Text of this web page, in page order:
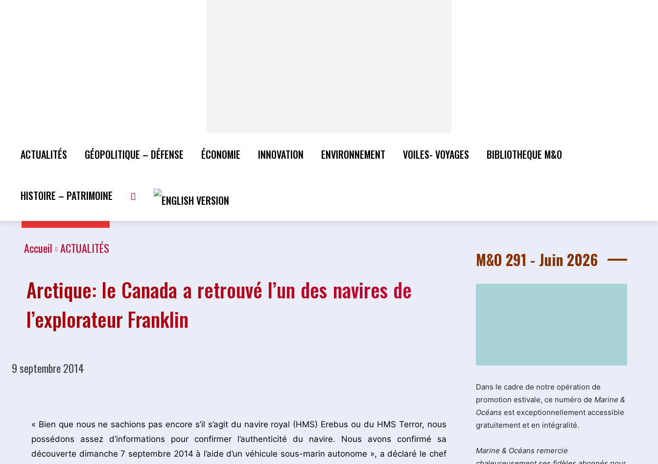
ACTUALITÉS GÉOPOLITIQUE – DÉFENSE ÉCONOMIE INNOVATION ENVIRONNEMENT VOILES- VOYAGES BIBLIOTHEQUE M&O
HISTOIRE – PATRIMOINE
Accueil ACTUALITÉS
Arctique: le Canada a retrouvé l’un des navires de
l’explorateur Franklin
9 septembre 2014
« Bien que nous ne sachions pas encore s’il s’agit du navire royal (HMS) Erebus ou du HMS Terror, nous
possédons assez d’informations pour confirmer l’authenticité du navire. Nous avons confirmé sa
découverte dimanche 7 septembre 2014 à l’aide d’un véhicule sous-marin autonome », a déclaré le chef
M&O 291 - Juin 2026
Dans le cadre de notre opération de
promotion estivale, ce numéro de Marine &
Océans est exceptionnellement accessible
gratuitement et en intégralité.
Marine & Océans remercie